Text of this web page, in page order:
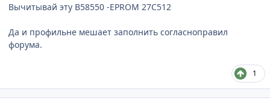
Вычитывай эту B58550 -EPROM 27C512
Да и профильне мешает заполнить согласноправил
форума.
1